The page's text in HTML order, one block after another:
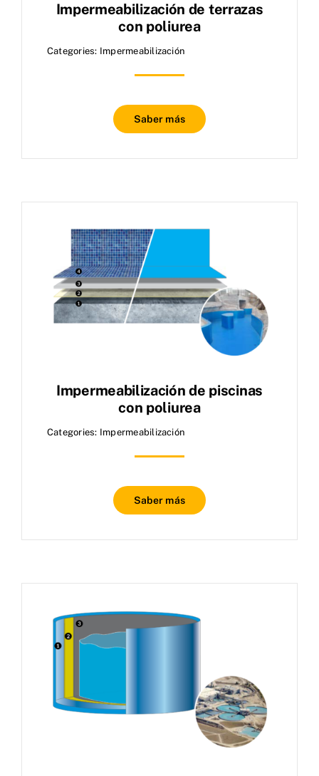
Impermeabilización de terrazas
con poliurea
Categories: Impermeabilización
Saber más
Impermeabilización de piscinas
con poliurea
Categories: Impermeabilización
Saber más